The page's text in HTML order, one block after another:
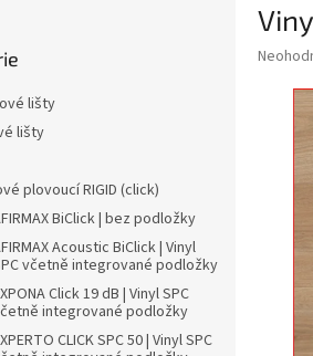
lišty
lišty
plovoucí RIGID (click)
BiClick | bez podložky
Acoustic BiClick | Vinyl
včetně integrované podložky
Click 19 dB | Vinyl SPC
integrované podložky
CLICK SPC 50 | Vinyl SPC